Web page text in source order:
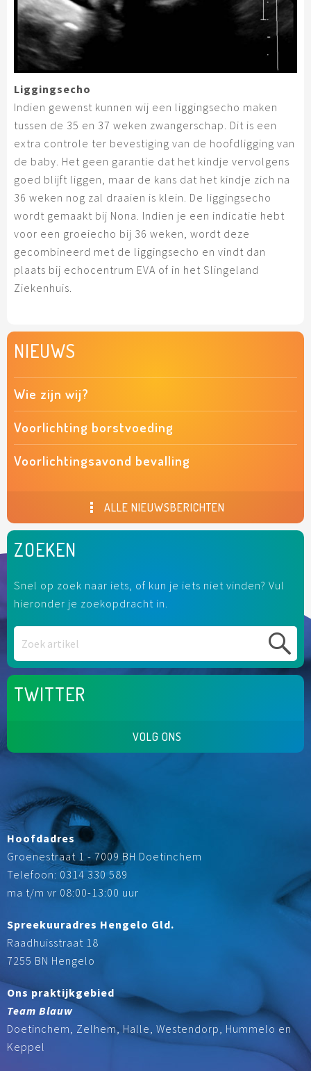
Liggingsecho
Indien gewenst kunnen wij een liggingsecho maken
tussen de 35 en 37 weken zwangerschap. Dit is een
extra controle ter bevestiging van de hoofdligging van
de baby. Het geen garantie dat het kindje vervolgens
goed blijft liggen, maar de kans dat het kindje zich na
36 weken nog zal draaien is klein. De liggingsecho
wordt gemaakt bij Nona. Indien je een indicatie hebt
voor een groeiecho bij 36 weken, wordt deze
gecombineerd met de liggingsecho en vindt dan
plaats bij echocentrum EVA of in het Slingeland
Ziekenhuis.
NIEUWS
Wie zijn wij?
Voorlichting borstvoeding
Voorlichtingsavond bevalling
ALLE NIEUWSBERICHTEN
ZOEKEN
Snel op zoek naar iets, of kun je iets niet vinden? Vul
hieronder je zoekopdracht in.
TWITTER
VOLG ONS
Hoofdadres
Groenestraat 1 - 7009 BH Doetinchem
Telefoon: 0314 330 589
ma t/m vr 08:00-13:00 uur
Spreekuuradres Hengelo Gld.
Raadhuisstraat 18
7255 BN Hengelo
Ons praktijkgebied
Team Blauw
Doetinchem, Zelhem, Halle, Westendorp, Hummelo en
Keppel